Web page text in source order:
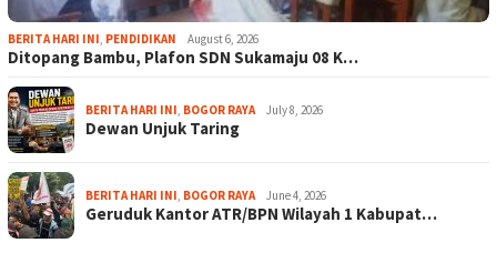
BERITA HARI INI, PENDIDIKAN August 6, 2026
Ditopang Bambu, Plafon SDN Sukamaju 08 K…
BERITA HARI INI, BOGOR RAYA July 8, 2026
Dewan Unjuk Taring
BERITA HARI INI, BOGOR RAYA June 4, 2026
Geruduk Kantor ATR/BPN Wilayah 1 Kabupat…